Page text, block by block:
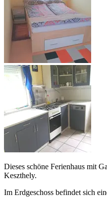
Dieses schöne Ferienhaus mit
Keszthely.
Im Erdgeschoss befindet sich